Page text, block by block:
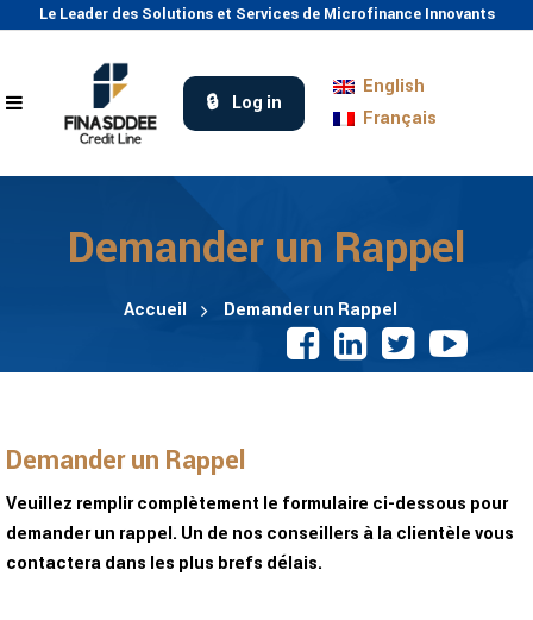
Le Leader des Solutions et Services de Microfinance Innovants
Log in
English
Français
Demander un Rappel
Accueil Demander un Rappel
Demander un Rappel
Veuillez remplir complètement le formulaire ci-dessous pour
demander un rappel. Un de nos conseillers à la clientèle vous
contactera dans les plus brefs délais.